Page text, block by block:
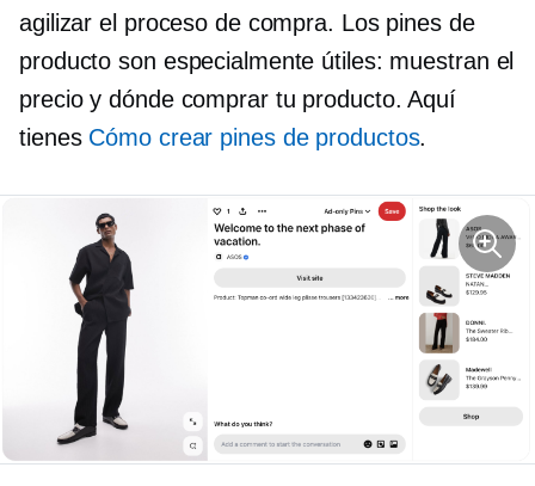
agilizar el proceso de compra. Los pines de
producto son especialmente útiles: muestran el
precio y dónde comprar tu producto. Aquí
tienes Cómo crear pines de productos.